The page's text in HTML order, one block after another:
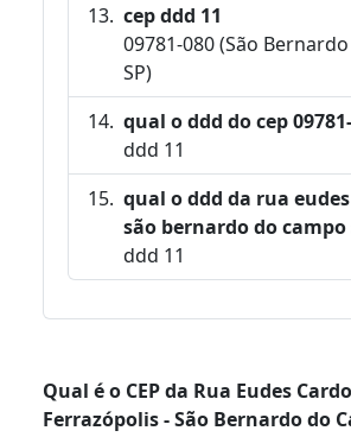
cep ddd 11
09781-080 (São
SP)
qual o ddd do cep
ddd 11
qual o ddd da rua
são bernardo do campo
ddd 11
Qual é o CEP da Rua Eudes
Ferrazópolis - São Bernardo do